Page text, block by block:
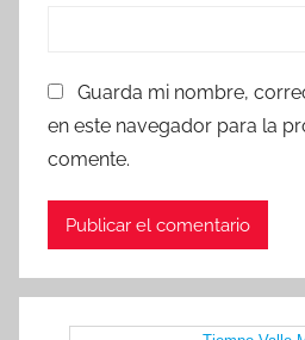
Guarda mi nombre,
en este navegador para la
comente.